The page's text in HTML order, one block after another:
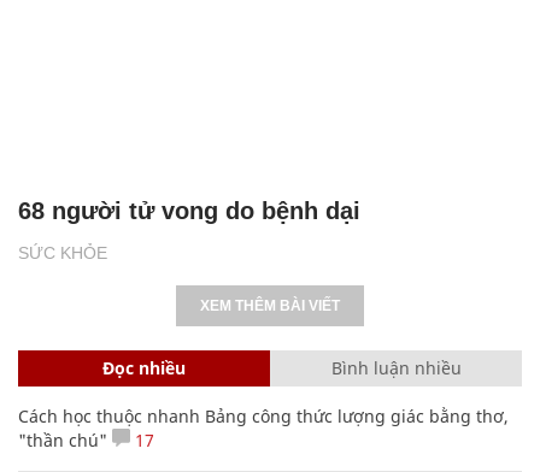
SỨC KHỎE
68 người tử vong do bệnh dại
XEM THÊM BÀI VIẾT
Đọc nhiều Bình luận nhiều
Cách học thuộc nhanh Bảng công thức lượng giác bằng thơ,
"thần chú"
17